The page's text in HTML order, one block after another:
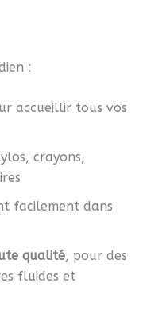
:
accueillir tous vos
crayons,
facilement dans
qualité, pour des
fluides et